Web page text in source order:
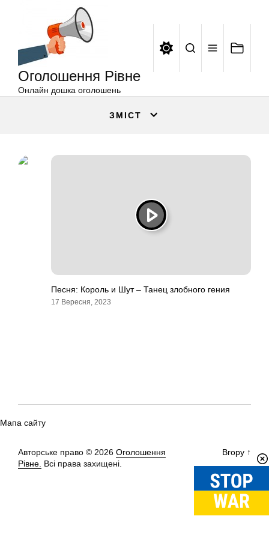
Оголошення Рівне
Онлайн дошка оголошень
ЗМІСТ
Песня: Король и Шут – Танец злобного гения
17 Вересня, 2023
Мапа сайту
Авторське право © 2026 Оголошення
Рівне. Всі права захищені.
Вгору ↑